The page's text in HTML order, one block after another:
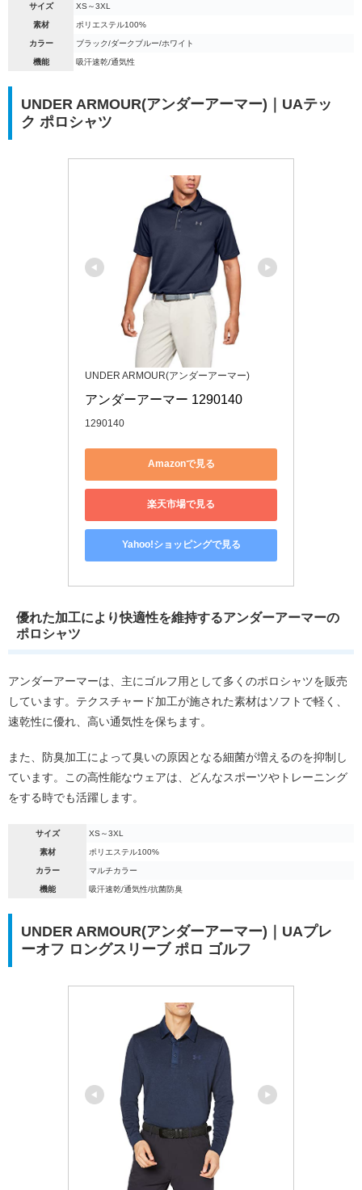
サイズ XS～3XL
素材 ポリエステル100%
カラー ブラック/ダークブルー/ホワイト
機能 吸汗速乾/通気性
UNDER ARMOUR(アンダーアーマー)｜UAテッ
ク ポロシャツ
UNDER ARMOUR(アンダーアーマー)
アンダーアーマー 1290140
1290140
Amazonで見る
楽天市場で見る
Yahoo!ショッピングで見る
優れた加工により快適性を維持するアンダーアーマーの
ポロシャツ
アンダーアーマーは、主にゴルフ用として多くのポロシャツを販売
しています。テクスチャード加工が施された素材はソフトで軽く、
速乾性に優れ、高い通気性を保ちます。
また、防臭加工によって臭いの原因となる細菌が増えるのを抑制し
ています。この高性能なウェアは、どんなスポーツやトレーニング
をする時でも活躍します。
サイズ XS～3XL
素材 ポリエステル100%
カラー マルチカラー
機能 吸汗速乾/通気性/抗菌防臭
UNDER ARMOUR(アンダーアーマー)｜UAプレ
ーオフ ロングスリーブ ポロ ゴルフ